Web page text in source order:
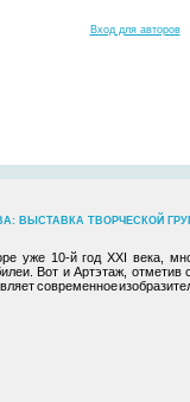
Вход для авторов
ВЫСТАВКА ТВОРЧЕСКОЙ
уже 10-й год XXI века,
Вот и Артэтаж, отметив
современное